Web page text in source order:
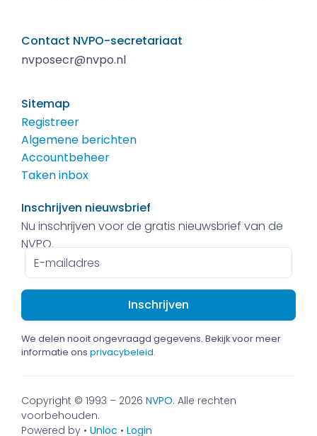
Contact NVPO-secretariaat
nvposecr@nvpo.nl
Sitemap
Registreer
Algemene berichten
Accountbeheer
Taken inbox
Inschrijven nieuwsbrief
Nu inschrijven voor de gratis nieuwsbrief van de
NVPO.
E-
mailadres
We delen nooit ongevraagd gegevens. Bekijk voor meer
informatie ons privacybeleid.
Copyright © 1993 – 2026 NVPO. Alle rechten
voorbehouden.
Powered by • Unloc • Login